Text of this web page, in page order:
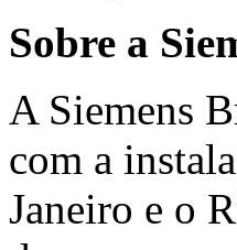
Sobre a
A Siemens
com a
Janeiro e o